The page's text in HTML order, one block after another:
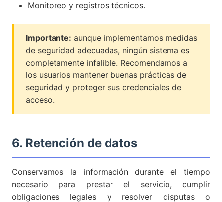
Monitoreo y registros técnicos.
Importante: aunque implementamos medidas
de seguridad adecuadas, ningún sistema es
completamente infalible. Recomendamos a
los usuarios mantener buenas prácticas de
seguridad y proteger sus credenciales de
acceso.
6. Retención de datos
Conservamos la información durante el tiempo
necesario para prestar el servicio, cumplir
obligaciones legales y resolver disputas o